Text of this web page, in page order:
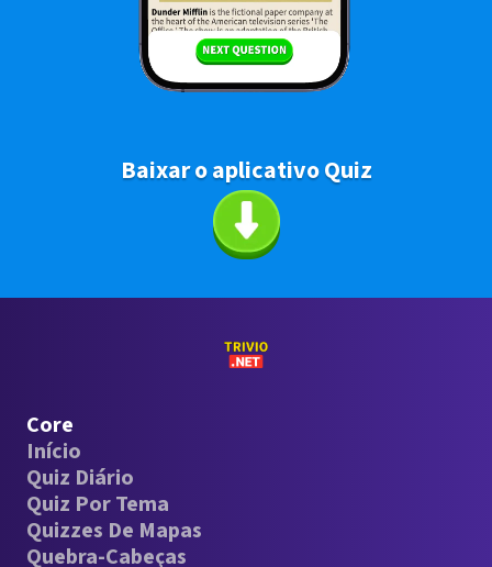
Baixar o aplicativo Quiz
Core
Início
Quiz Diário
Quiz Por Tema
Quizzes De Mapas
Quebra-Cabeças